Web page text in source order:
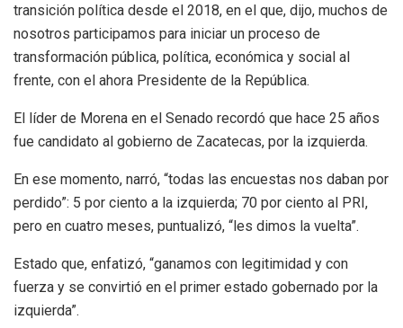
transición política desde el 2018, en el que, dijo, muchos de
nosotros participamos para iniciar un proceso de
transformación pública, política, económica y social al
frente, con el ahora Presidente de la República.
El líder de Morena en el Senado recordó que hace 25 años
fue candidato al gobierno de Zacatecas, por la izquierda.
En ese momento, narró, “todas las encuestas nos daban por
perdido”: 5 por ciento a la izquierda; 70 por ciento al PRI,
pero en cuatro meses, puntualizó, “les dimos la vuelta”.
Estado que, enfatizó, “ganamos con legitimidad y con
fuerza y se convirtió en el primer estado gobernado por la
izquierda”.